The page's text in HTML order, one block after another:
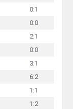
0:1
0:0
2:1
0:0
3:1
6:2
1:1
1:2